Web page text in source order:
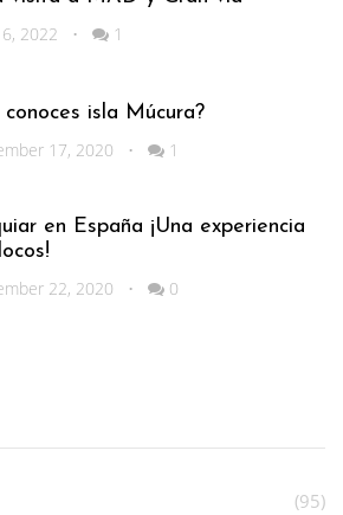
6, 2022
• 1
conoces isla Múcura?
17, 2020
• 1
en España ¡Una experiencia
22, 2020
• 0
(95)